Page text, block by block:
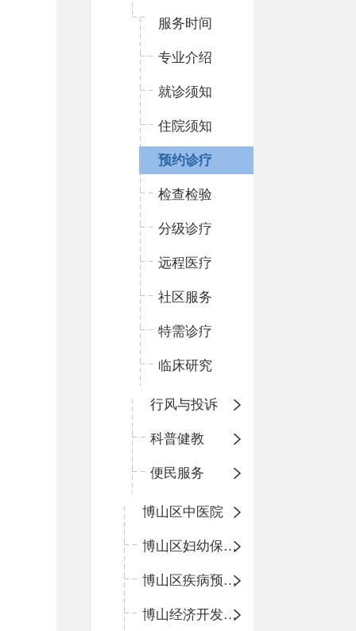
服务时间
专业介绍
就诊须知
住院须知
预约诊疗
检查检验
分级诊疗
远程医疗
社区服务
特需诊疗
临床研究
行风与投诉
科普健教
便民服务
博山区中医院
博山区妇幼保健院
博山区疾病预防控制中心
博山经济开发区卫生院